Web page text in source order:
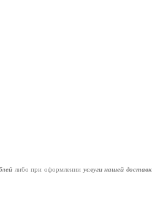
либо при оформлении услуги нашей